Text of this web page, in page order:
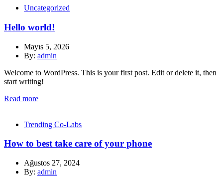
Uncategorized
Hello world!
Mayıs 5, 2026
By: admin
Welcome to WordPress. This is your first post. Edit or delete it, then
start writing!
Read more
Trending Co-Labs
How to best take care of your phone
Ağustos 27, 2024
By: admin